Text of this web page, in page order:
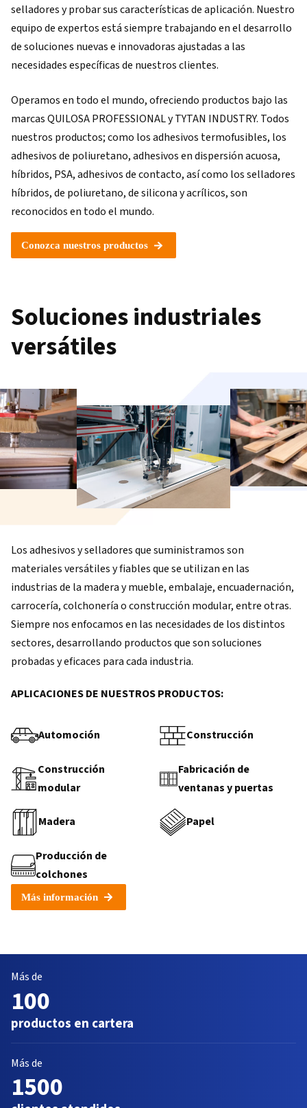
selladores y probar sus características de aplicación. Nuestro
equipo de expertos está siempre trabajando en el desarrollo
de soluciones nuevas e innovadoras ajustadas a las
necesidades específicas de nuestros clientes.
Operamos en todo el mundo, ofreciendo productos bajo las
marcas QUILOSA PROFESSIONAL y TYTAN INDUSTRY. Todos
nuestros productos; como los adhesivos termofusibles, los
adhesivos de poliuretano, adhesivos en dispersión acuosa,
híbridos, PSA, adhesivos de contacto, así como los selladores
híbridos, de poliuretano, de silicona y acrílicos, son
reconocidos en todo el mundo.
Conozca nuestros productos
Soluciones industriales
versátiles
Los adhesivos y selladores que suministramos son
materiales versátiles y fiables que se utilizan en las
industrias de la madera y mueble, embalaje, encuadernación,
carrocería, colchonería o construcción modular, entre otras.
Siempre nos enfocamos en las necesidades de los distintos
sectores, desarrollando productos que son soluciones
probadas y eficaces para cada industria.
APLICACIONES DE NUESTROS PRODUCTOS:
Automoción Construcción
Construcción
modular
Fabricación de
ventanas y puertas
Madera Papel
Producción de
colchones
Más información
Más de
100
productos en cartera
Más de
1500